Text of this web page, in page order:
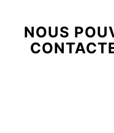
NOUS